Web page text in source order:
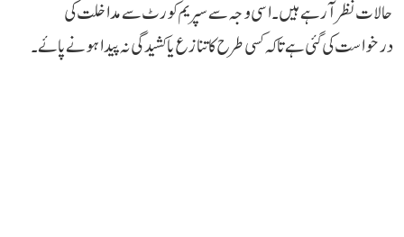
حالات نظر آرہے ہیں۔ اسی وجہ سے سپریم کورٹ سے مداخلت کی
درخواست کی گئی ہے تاکہ کسی طرح کا تنازع یا کشیدگی نہ پیدا ہونے پائے۔